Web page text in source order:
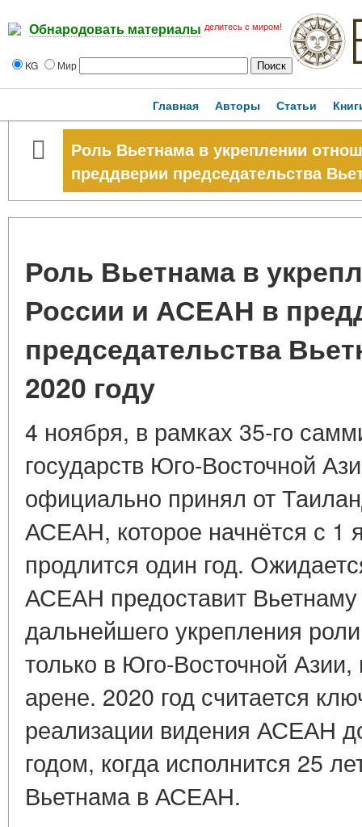
Обнародовать материалы делитесь с миром!
KG Мир
Главная Авторы Статьи
Роль Вьетнама в укреплении
преддверии председательства
Роль Вьетнама в
России и АСЕАН в
председательства
2020 году
4 ноября, в рамках 35-го
государств Юго-Восточной
официально принял от
АСЕАН, которое начнётся с 1
продлится один год.
АСЕАН предоставит
дальнейшего укрепления
только в Юго-Восточной
арене. 2020 год считается
реализации видения АСЕАН
годом, когда исполнится 25
Вьетнама в АСЕАН.